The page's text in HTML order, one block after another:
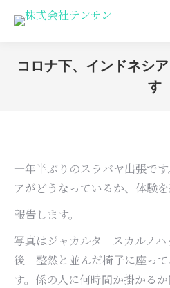
コロナ下、インドネシ
す
一年半ぶりのスラバヤ出張で
アがどうなっているか、体験
報告します。
写真はジャカルタ スカルノハ
後 整然と並んだ椅子に座って
す。係の人に何時間か掛かる